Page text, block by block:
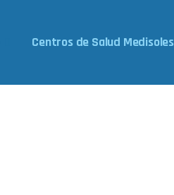
Centros de Salud Medisoles